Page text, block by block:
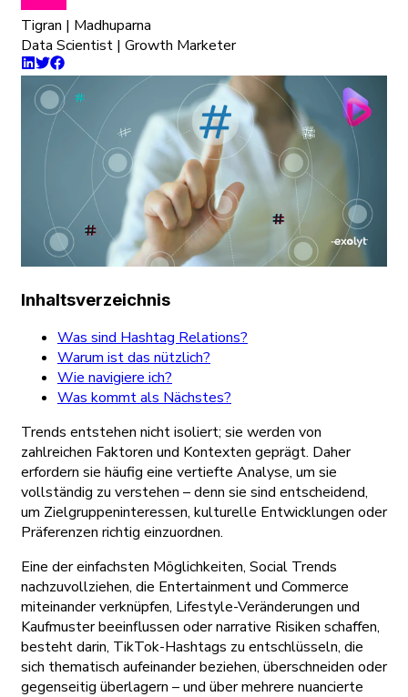
Tigran | Madhuparna
Data Scientist | Growth Marketer
Inhaltsverzeichnis
Was sind Hashtag Relations?
Warum ist das nützlich?
Wie navigiere ich?
Was kommt als Nächstes?
Trends entstehen nicht isoliert; sie werden von
zahlreichen Faktoren und Kontexten geprägt. Daher
erfordern sie häufig eine vertiefte Analyse, um sie
vollständig zu verstehen – denn sie sind entscheidend,
um Zielgruppeninteressen, kulturelle Entwicklungen oder
Präferenzen richtig einzuordnen.
Eine der einfachsten Möglichkeiten, Social Trends
nachzuvollziehen, die Entertainment und Commerce
miteinander verknüpfen, Lifestyle-Veränderungen und
Kaufmuster beeinflussen oder narrative Risiken schaffen,
besteht darin, TikTok-Hashtags zu entschlüsseln, die
sich thematisch aufeinander beziehen, überschneiden oder
gegenseitig überlagern – und über mehrere nuancierte